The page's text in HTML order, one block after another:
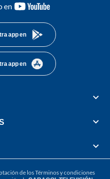
en
youtube-
app en
app en
de losTérminos y condiciones